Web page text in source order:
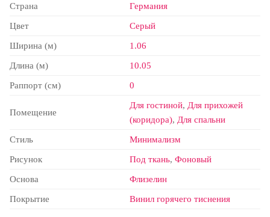
Страна Германия
Цвет Серый
Ширина (м) 1.06
Длина (м) 10.05
Раппорт (см) 0
Помещение
Для гостиной, Для прихожей
(коридора), Для спальни
Стиль Минимализм
Рисунок Под ткань, Фоновый
Основа Флизелин
Покрытие Винил горячего тиснения